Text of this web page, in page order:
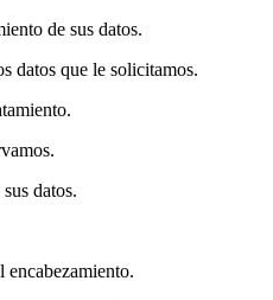
de sus datos.
datos que le solicitamos.
datos.